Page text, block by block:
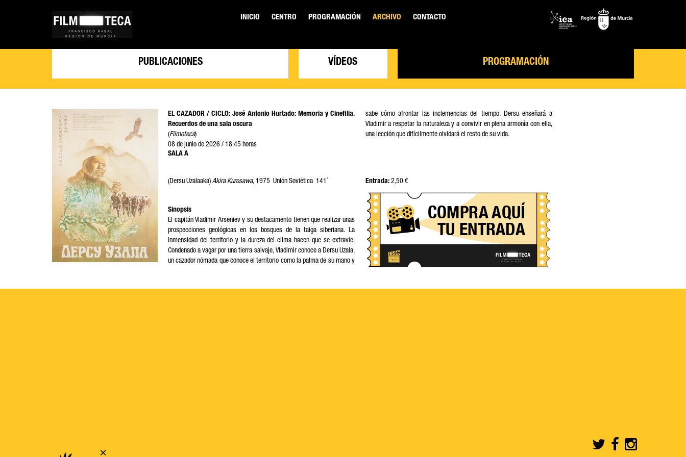
INICIO CENTRO PROGRAMACIÓN ARCHIVO CONTACTO
PUBLICACIONES VÍDEOS PROGRAMACIÓN
EL CAZADOR / CICLO: José Antonio Hurtado: Memoria y Cinefilia.
Recuerdos de una sala oscura
(Filmoteca)
08 de junio de 2026 / 18:45 horas
SALA A
(Dersu Uzalaaka) Akira Kurosawa, 1975 Unión Soviética 141´
Sinopsis
El capitán Vladimir Arseniev y su destacamento tienen que realizar unas
prospecciones geológicas en los bosques de la taiga siberiana. La
inmensidad del territorio y la dureza del clima hacen que se extravíe.
Condenado a vagar por una tierra salvaje, Vladimir conoce a Dersu Uzala,
un cazador nómada que conoce el territorio como la palma de su mano y
sabe cómo afrontar las inclemencias del tiempo. Dersu enseñará a
Vladimir a respetar la naturaleza y a convivir en plena armonía con ella,
una lección que difícilmente olvidará el resto de su vida.
Entrada:2,50 €